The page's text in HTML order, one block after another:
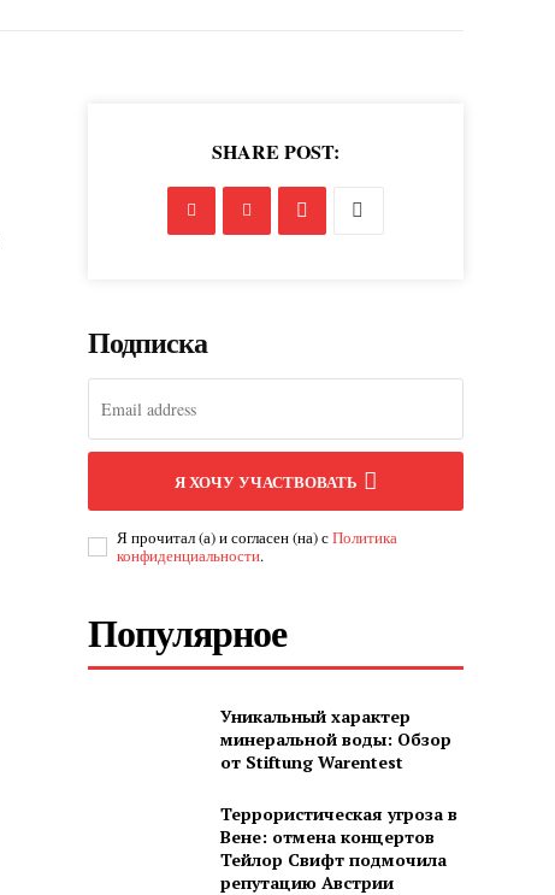
SHARE POST:
Подписка
Я ХОЧУ УЧАСТВОВАТЬ
Я прочитал (а) и согласен (на) сПолитика
конфиденциальности.
Популярное
Уникальный характер
минеральной воды: Обзор
от Stiftung Warentest
Террористическая угроза в
Вене: отмена концертов
Тейлор Свифт подмочила
репутацию Австрии